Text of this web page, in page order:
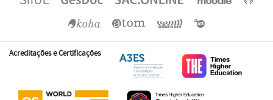
Acreditações e Certificações